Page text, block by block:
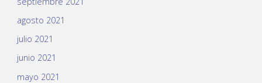
agosto 2021
julio 2021
junio 2021
mayo 2021